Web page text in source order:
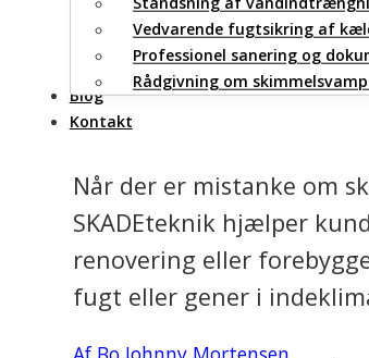
Vedvarende fugtsikring af
Professionel sanering og
Rådgivning om
Blog
Kontakt
Når der er mistanke om
SKADEteknik hjælper
renovering eller
fugt eller gener i